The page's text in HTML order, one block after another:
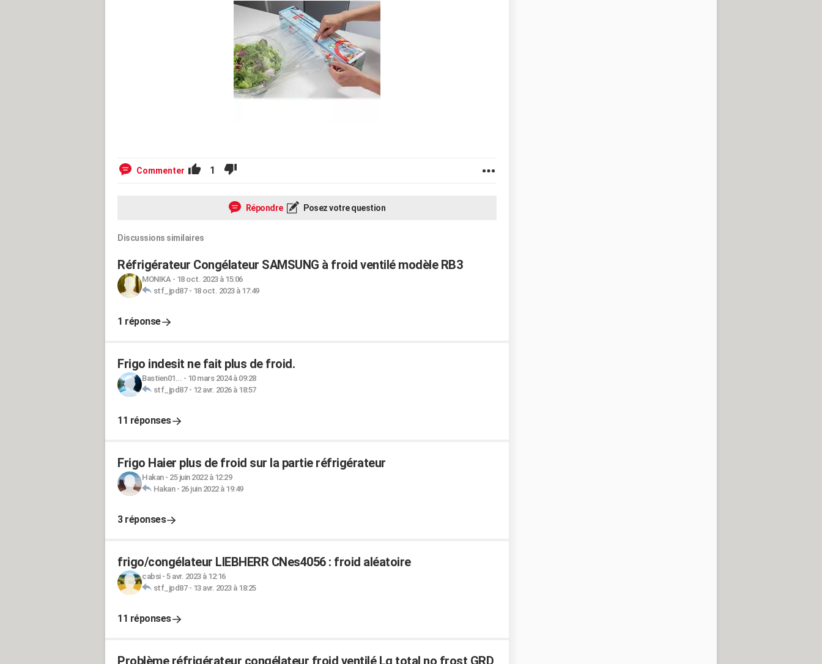
Commenter 1
Répondre Posez votre question
Discussions similaires
Réfrigérateur Congélateur SAMSUNG à froid ventilé modèle RB3
MONIKA- 18 oct. 2023 à 15:06
stf_jpd87- 18 oct. 2023 à 17:49
1 réponse
Frigo indesit ne fait plus de froid.
Bastien01... - 10 mars 2024 à 09:28
stf_jpd87- 12 avr. 2026 à 18:57
11 réponses
Frigo Haier plus de froid sur la partie réfrigérateur
Hakan- 25 juin 2022 à 12:29
Hakan- 26 juin 2022 à 19:49
3 réponses
frigo/congélateur LIEBHERR CNes4056 : froid aléatoire
cabsi- 5 avr. 2023 à 12:16
stf_jpd87- 13 avr. 2023 à 18:25
11 réponses
Problème réfrigérateur congélateur froid ventilé Lg total no frost GRD